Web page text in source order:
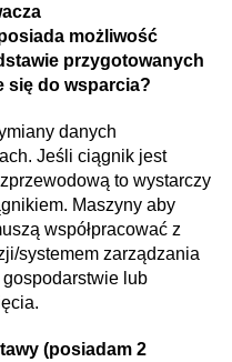
możliwość
przygotowanych
się do wsparcia?
danych
Jeśli ciągnik jest
to wystarczy
Maszyny aby
współpracować z
systemem zarządzania
lub
(posiadam 2